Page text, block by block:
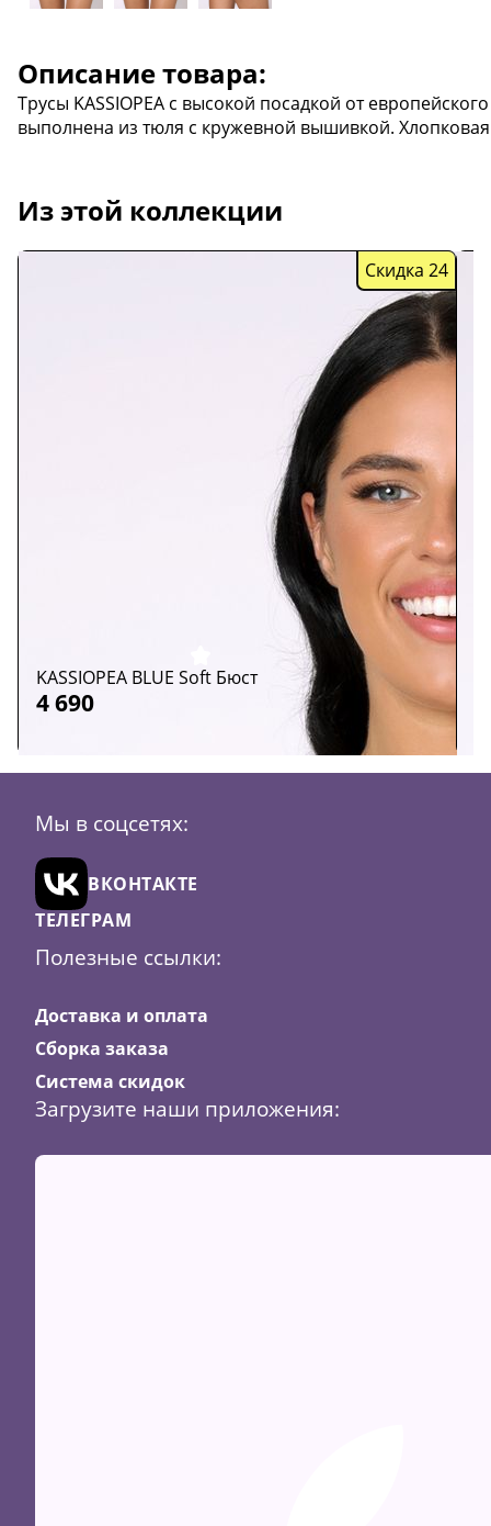
Скидка 44
Описание товара:
Трусы KASSIOPEA с высокой посадкой от
выполнена из тюля с кружевной вышивкой.
Из этой коллекции
Скидка 24
KASSIOPEA BLUE Soft Бюст
4 690
Цвет: т. Синий
Мы в соцсетях:
ВКОНТАКТЕ
ТЕЛЕГРАМ
Полезные ссылки:
Доставка и оплата
Сборка заказа
Система скидок
Загрузите наши приложения: